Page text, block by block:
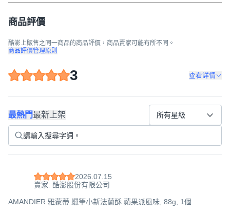
商品評價
酷澎上販售之同一商品的商品評價，商品賣家可能有所不同。
商品評價管理原則
3 查看詳情
最熱門最新上架 所有星級
2026.07.15
賣家: 酷澎股份有限公司
AMANDIER 雅蒙蒂 蠟筆小新法蘭酥 蘋果派風味, 88g, 1個